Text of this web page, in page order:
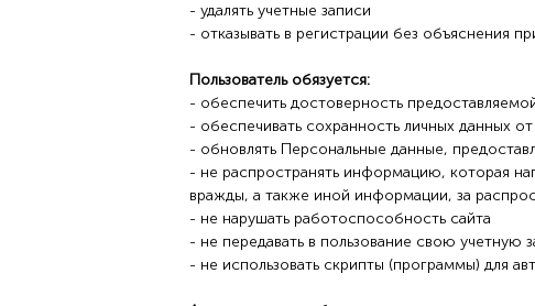
- удалять учетные записи
- отказывать в регистрации без объяснения
Пользователь обязуется:
- обеспечить достоверность
- обеспечивать сохранность личных данных
- обновлять Персональные данные,
- не распространять информацию, которая
вражды, а также иной информации, за
- не нарушать работоспособность сайта
- не передавать в пользование свою учетную
- не использовать скрипты (программы) для